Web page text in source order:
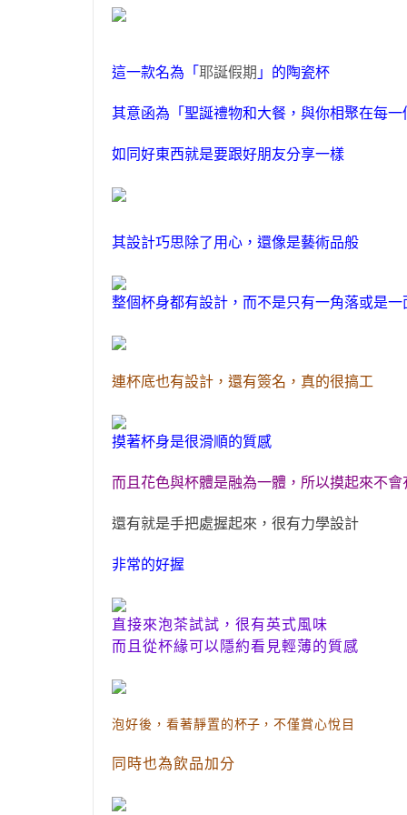
這一款名為「 耶誕假期 」的陶瓷杯
其意函為「 聖誕禮物和大餐，與你相聚在每一
如同好東西就是要跟好朋友分享一樣
其設計巧思除了用心 ， 還像是藝術品般
整個杯身都有設計 ， 而不是只有一角落或是一
連杯底也有設計 ， 還有簽名 ， 真的很搞工
摸著杯身是很滑順的質感
而且花色與杯體是融為一體 ， 所以摸起來不
還有就是手把處握起來 ， 很有力學設計
非常的好握
直接來泡茶試試 ， 很有英式風味
而且從杯緣可以隱約看見輕薄的質感
泡好後 ， 看著靜置的杯子 ， 不僅賞心悅目
同時也為飲品加分